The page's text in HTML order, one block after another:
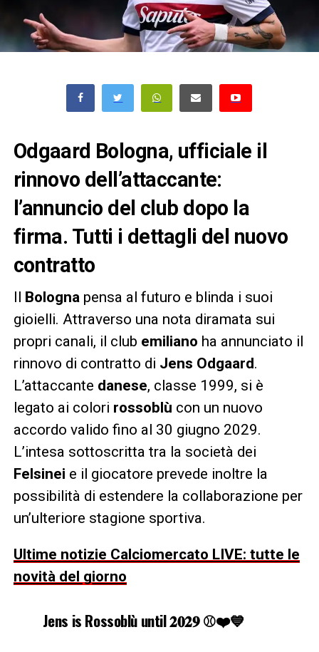
Odgaard Bologna, ufficiale il
rinnovo dell’attaccante:
l’annuncio del club dopo la
firma. Tutti i dettagli del nuovo
contratto
Il Bologna pensa al futuro e blinda i suoi
gioielli. Attraverso una nota diramata sui
propri canali, il club emiliano ha annunciato il
rinnovo di contratto di Jens Odgaard.
L’attaccante danese, classe 1999, si è
legato ai colori rossoblù con un nuovo
accordo valido fino al 30 giugno 2029.
L’intesa sottoscritta tra la società dei
Felsinei e il giocatore prevede inoltre la
possibilità di estendere la collaborazione per
un’ulteriore stagione sportiva.
Ultime notizie Calciomercato LIVE: tutte le
novità del giorno
Jens is Rossoblù until 𝟐𝟎𝟐𝟗 ⚾️❤️💙